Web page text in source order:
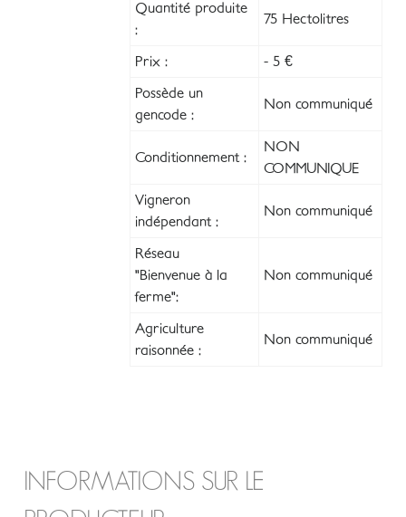
Quantité produite
:
75 Hectolitres
Prix : - 5 €
Possède un
gencode :
Non communiqué
Conditionnement :
NON
COMMUNIQUE
Vigneron
indépendant :
Non communiqué
Réseau
"Bienvenue à la
ferme":
Non communiqué
Agriculture
raisonnée :
Non communiqué
INFORMATIONS SUR LE